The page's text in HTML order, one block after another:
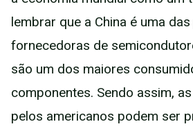
lembrar que a China é uma
fornecedoras de
são um dos maiores
componentes. Sendo assim,
pelos americanos podem ser